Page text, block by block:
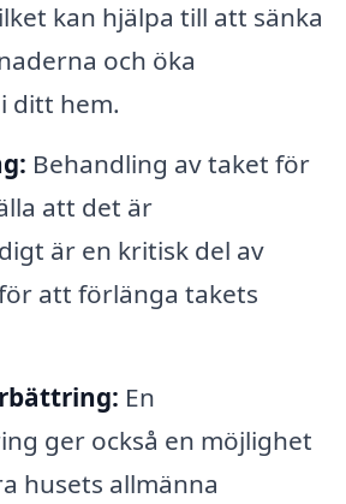
kan hjälpa till att sänka
och öka
ditt hem.
Behandling av taket för
att det är
är en kritisk del av
att förlänga takets
En
ger också en möjlighet
husets allmänna